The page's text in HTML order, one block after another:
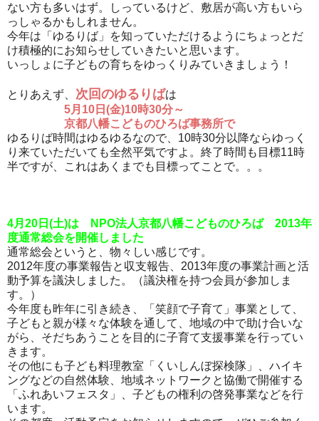
ない方も多いはず。しっているけど、敷居が高い方もいら
っしゃるかもしれません。
今年は「ゆるりば」を知っていただけるようにちょっとだ
け積極的にお知らせしていきたいと思います。
いっしょに子どもの育ちをゆっくりみていきましょう！
とりあえず、 次回のゆるりばは
5月10日(金)10時30分～
京都八幡こどものひろば事務所で
ゆるりば時間はゆるゆるなので、10時30分以降ならゆっく
り来ていただいても全然平気ですよ。終了時間も目標11時
半ですが、これはあくまでも目標ってことで。。。
4月20日(土)は NPO法人京都八幡こどものひろば 2013年
度通常総会を開催しました
通常総会というと、物々しい感じです。
2012年度の事業報告と収支報告、2013年度の事業計画と活
動予算を議決しました。（議決権を持つ会員が参加しま
す。）
今年度も昨年に引き続き、「笑顔で子育て」事業として、
子どもと親が様々な体験を通して、地域の中で助け合いな
がら、そだちあうことを目的に子育て支援事業を行ってい
きます。
その他にも子ども料理教室「くいしんぼ探検隊」、ハイキ
ングなどの自然体験、地域ネットワークと協働で開催する
「ふれあいフェスタ」、子どもの権利の啓発事業などを行
います。